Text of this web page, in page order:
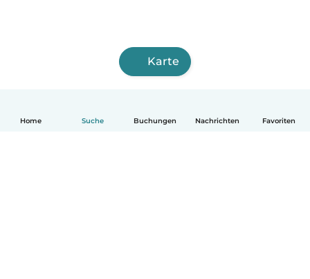
Home Suche Buchungen Nachrichten Favoriten
Karte